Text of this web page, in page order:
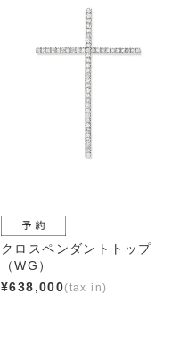
クロスペンダントトップ
（WG）
¥638,000